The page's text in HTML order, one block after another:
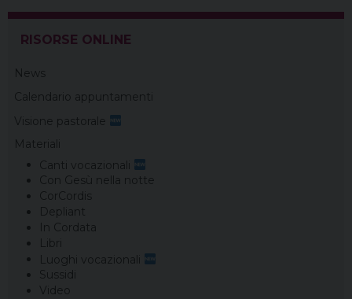
k
s
n
m
p
RISORSE ONLINE
News
Calendario appuntamenti
Visione pastorale
Materiali
Canti vocazionali
Con Gesù nella notte
CorCordis
Depliant
In Cordata
Libri
Luoghi vocazionali
Sussidi
Video